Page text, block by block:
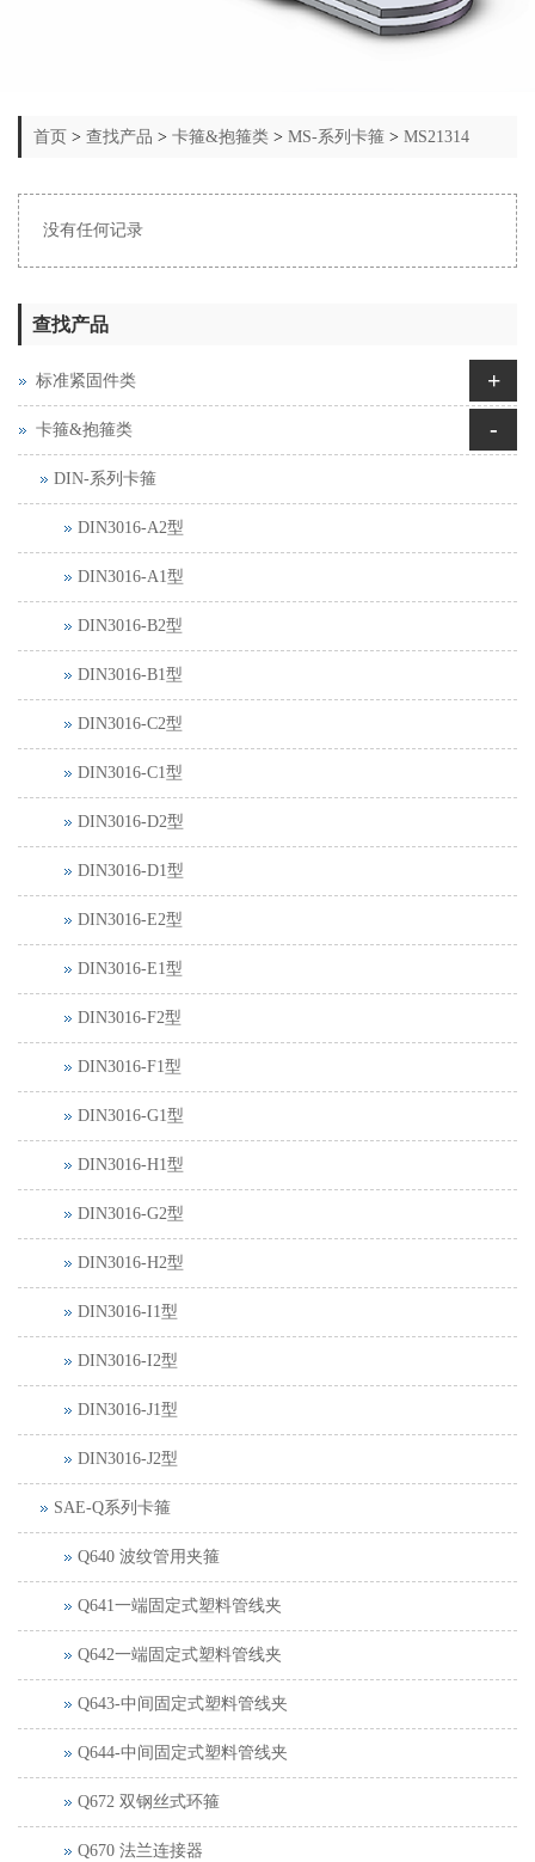
首页 > 查找产品 > 卡箍&抱箍类 > MS-系列卡箍 > MS21314
没有任何记录
查找产品
标准紧固件类 +
卡箍&抱箍类 -
DIN-系列卡箍
DIN3016-A2型
DIN3016-A1型
DIN3016-B2型
DIN3016-B1型
DIN3016-C2型
DIN3016-C1型
DIN3016-D2型
DIN3016-D1型
DIN3016-E2型
DIN3016-E1型
DIN3016-F2型
DIN3016-F1型
DIN3016-G1型
DIN3016-H1型
DIN3016-G2型
DIN3016-H2型
DIN3016-I1型
DIN3016-I2型
DIN3016-J1型
DIN3016-J2型
SAE-Q系列卡箍
Q640 波纹管用夹箍
Q641一端固定式塑料管线夹
Q642一端固定式塑料管线夹
Q643-中间固定式塑料管线夹
Q644-中间固定式塑料管线夹
Q672 双钢丝式环箍
Q670 法兰连接器